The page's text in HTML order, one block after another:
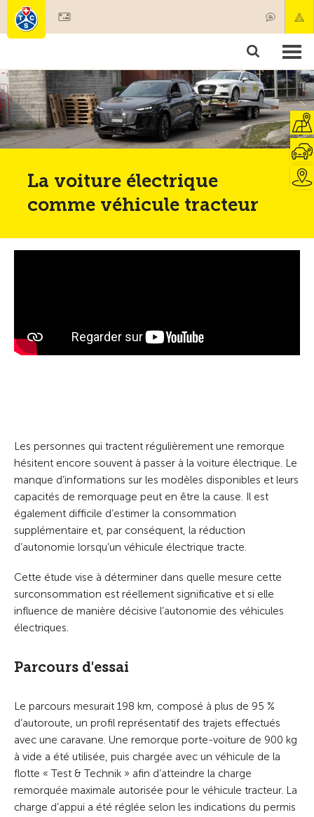
Membres & prestations
Tests, sécurité & santé
La voiture électrique
comme véhicule tracteur
Les personnes qui tractent régulièrement une remorque
hésitent encore souvent à passer à la voiture électrique. Le
manque d’informations sur les modèles disponibles et leurs
capacités de remorquage peut en être la cause. Il est
également difficile d’estimer la consommation
supplémentaire et, par conséquent, la réduction
d’autonomie lorsqu’un véhicule électrique tracte.
Cette étude vise à déterminer dans quelle mesure cette
surconsommation est réellement significative et si elle
influence de manière décisive l’autonomie des véhicules
électriques.
Parcours d'essai
Le parcours mesurait 198 km, composé à plus de 95 %
d’autoroute, un profil représentatif des trajets effectués
avec une caravane. Une remorque porte-voiture de 900 kg
à vide a été utilisée, puis chargée avec un véhicule de la
flotte « Test & Technik » afin d’atteindre la charge
remorquée maximale autorisée pour le véhicule tracteur. La
charge d’appui a été réglée selon les indications du permis